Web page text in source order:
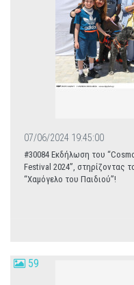
07/06/2024 19:45:00
#30084 Εκδήλωση του
Festival 2024”, στηρίζοντας
“Χαμόγελο του Παιδιού”!
59